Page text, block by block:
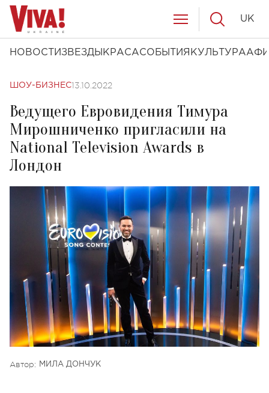
НОВОСТИ ЗВЕЗДЫ КРАСАСОБЫТИЯ КУЛЬТУРА
UK
ШОУ-БИЗНЕС13.10.2022
Ведущего Евровидения Тимура
Мирошниченко пригласили на
National Television Awards в
Лондон
Автор: МИЛА ДОНЧУК